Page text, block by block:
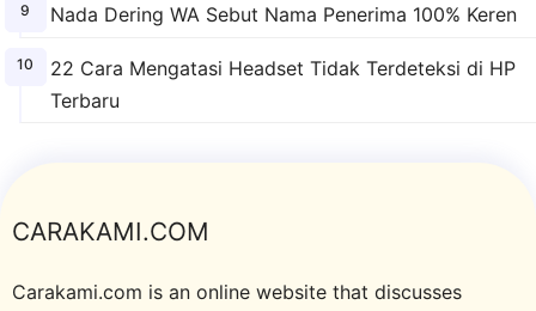
Nada Dering WA Sebut Nama Penerima 100% Keren
22 Cara Mengatasi Headset Tidak Terdeteksi di HP
Terbaru
CARAKAMI.COM
Carakami.com is an online website that discusses